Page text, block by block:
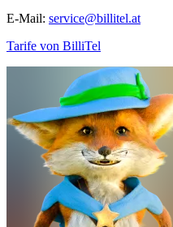
E-Mail: service@billitel.at
Tarife von BilliTel